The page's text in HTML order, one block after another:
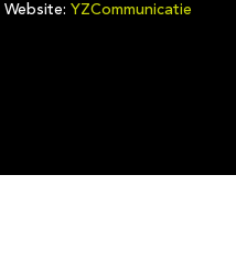
Website: YZCommunicatie